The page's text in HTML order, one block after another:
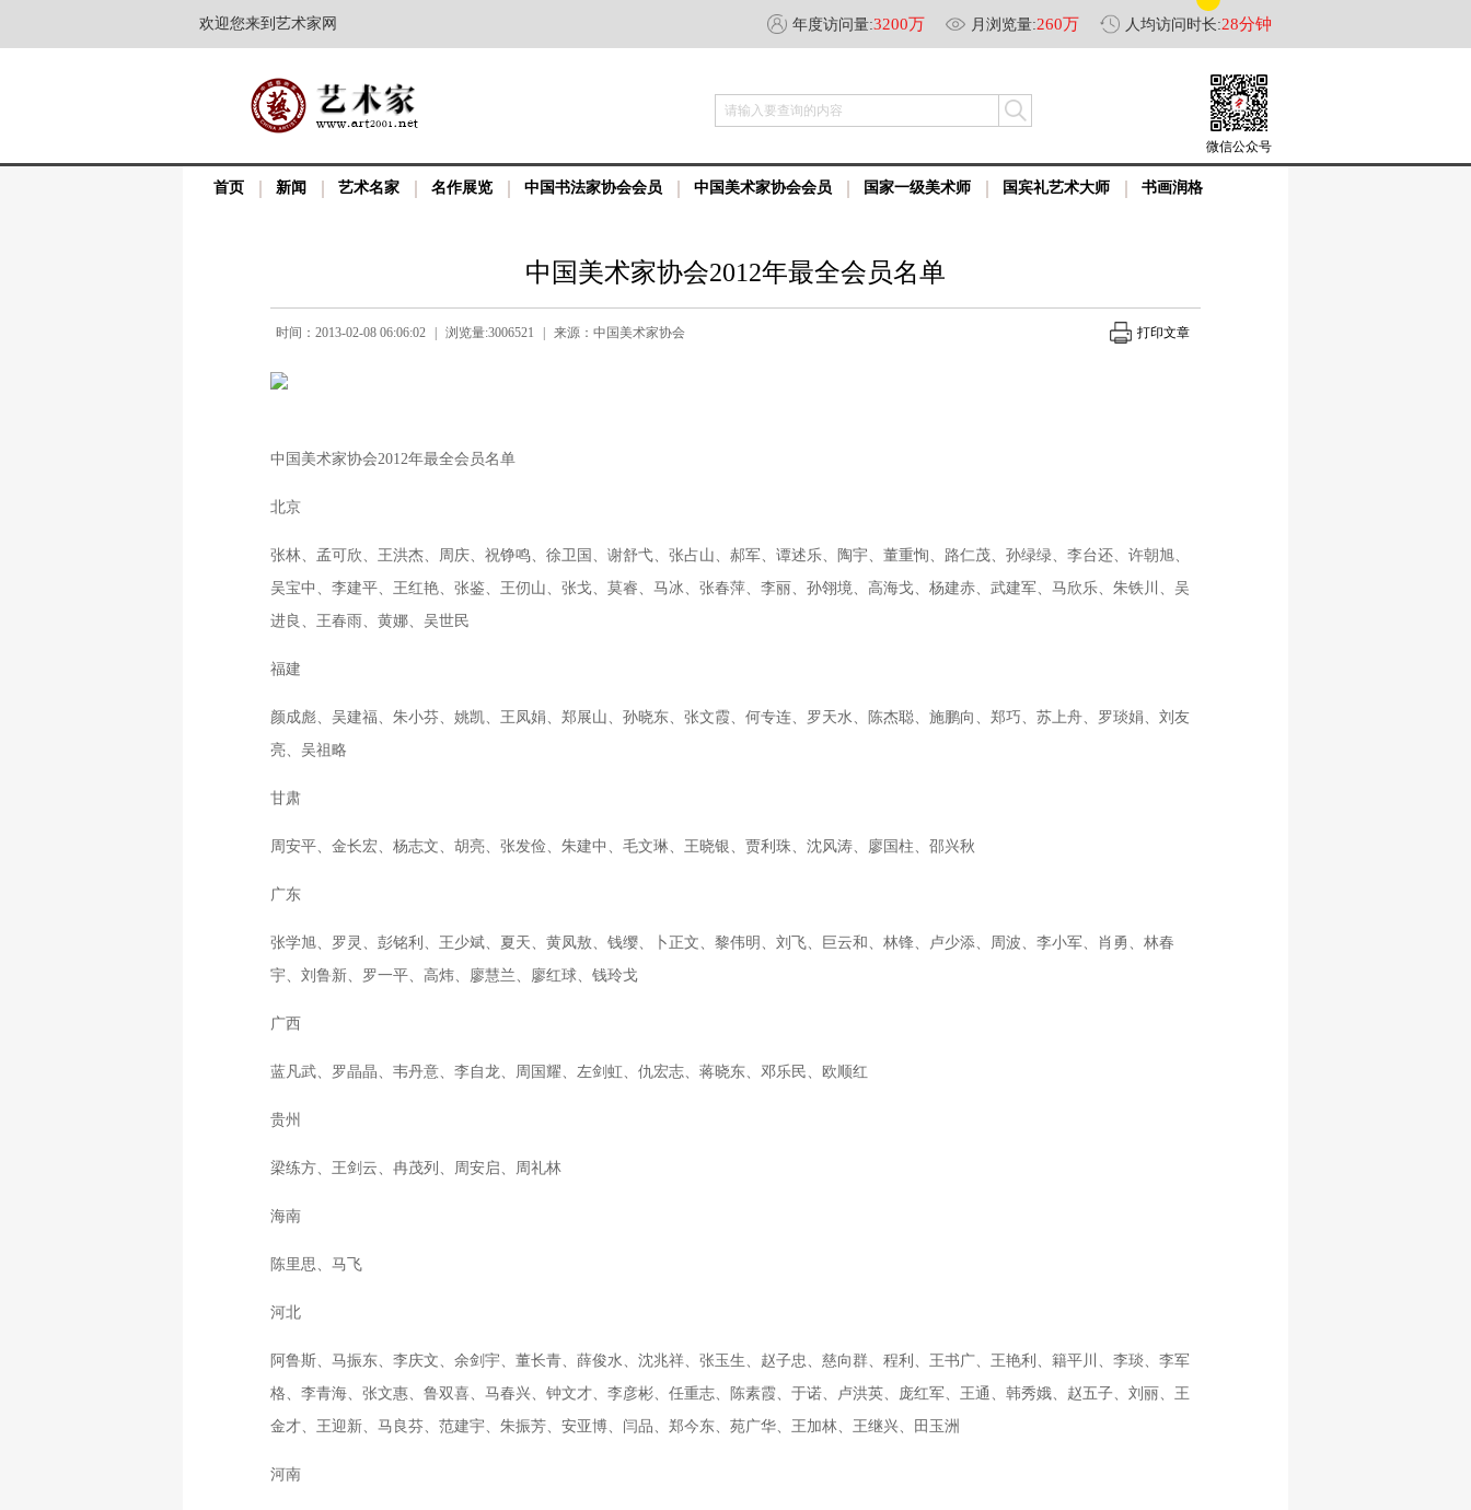
欢迎您来到艺术家网 年度访问量:3200万 月浏览量:260万 人均访问时长:28分钟
请输入要查询的内容
微信公众号
首页 新闻 艺术名家 名作展览 中国书法家协会会员 中国美术家协会会员 国家一级美术师 国宾礼艺术大师 书画润格
中国美术家协会2012年最全会员名单
时间：2013-02-08 06:06:02 浏览量:3006521 来源：中国美术家协会 打印文章
中国美术家协会2012年最全会员名单
北京
张林、孟可欣、王洪杰、周庆、祝铮鸣、徐卫国、谢舒弋、张占山、郝军、谭述乐、陶宇、董重恂、路仁茂、孙绿绿、李台还、许朝旭、
吴宝中、李建平、王红艳、张鉴、王仞山、张戈、莫睿、马冰、张春萍、李丽、孙翎境、高海戈、杨建赤、武建军、马欣乐、朱铁川、吴
进良、王春雨、黄娜、吴世民
福建
颜成彪、吴建福、朱小芬、姚凯、王凤娟、郑展山、孙晓东、张文霞、何专连、罗天水、陈杰聪、施鹏向、郑巧、苏上舟、罗琰娟、刘友
亮、吴祖略
甘肃
周安平、金长宏、杨志文、胡亮、张发俭、朱建中、毛文琳、王晓银、贾利珠、沈风涛、廖国柱、邵兴秋
广东
张学旭、罗灵、彭铭利、王少斌、夏天、黄凤敖、钱缨、卜正文、黎伟明、刘飞、巨云和、林锋、卢少添、周波、李小军、肖勇、林春
宇、刘鲁新、罗一平、高炜、廖慧兰、廖红球、钱玲戈
广西
蓝凡武、罗晶晶、韦丹意、李自龙、周国耀、左剑虹、仇宏志、蒋晓东、邓乐民、欧顺红
贵州
梁练方、王剑云、冉茂列、周安启、周礼林
海南
陈里思、马飞
河北
阿鲁斯、马振东、李庆文、余剑宇、董长青、薛俊水、沈兆祥、张玉生、赵子忠、慈向群、程利、王书广、王艳利、籍平川、李琰、李军
格、李青海、张文惠、鲁双喜、马春兴、钟文才、李彦彬、任重志、陈素霞、于诺、卢洪英、庞红军、王通、韩秀娥、赵五子、刘丽、王
金才、王迎新、马良芬、范建宇、朱振芳、安亚博、闫品、郑今东、苑广华、王加林、王继兴、田玉洲
河南